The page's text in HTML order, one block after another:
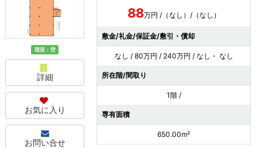
現況：空
詳細
お気に入り
お問い合せ
88万円 /（なし）/（なし）
敷金/礼金/保証金/敷引・償却
なし / 80万円 / 240万円 / なし・ なし
所在階/間取り
1階 /
専有面積
650.00m²